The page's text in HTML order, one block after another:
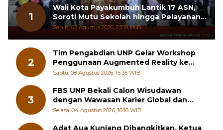
1
Wali Kota Payakumbuh Lantik 17 ASN,
Soroti Mutu Sekolah hingga Pelayanan
RSUD
Senin, 03 Agustus 2026, 23:18 WIB
2
Tim Pengabdian UNP Gelar Workshop
Penggunaan Augmented Reality ke
Guru Kimia SMA di Padang Pariaman
Sabtu, 08 Agustus 2026, 15:35 WIB
3
FBS UNP Bekali Calon Wisudawan
dengan Wawasan Karier Global dan
Kewirausahaan Kreatif
Selasa, 04 Agustus 2026, 16:16 WIB
Adat Aua Kuniang Dibangkitkan, Ketua